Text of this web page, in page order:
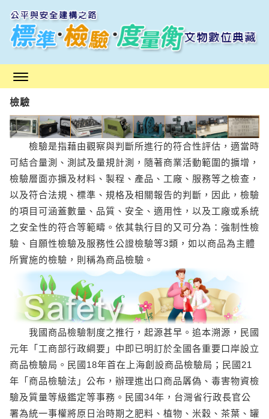
內
檢驗
檢驗是指藉由觀察與判斷所進行的符合性評估，適當時
可結合量測、測試及量規計測，隨著商業活動範圍的擴增，
檢驗層面亦擴及材料、製程、產品、工廠、服務等之檢查，
以及符合法規、標準、規格及相關報告的判斷，因此，檢驗
的項目可涵蓋數量、品質、安全、適用性，以及工廠或系統
之安全性的符合等範疇。依其執行目的又可分為：強制性檢
驗、自願性檢驗及服務性公證檢驗等3類，如以商品為主體
所實施的檢驗，則稱為商品檢驗。
我國商品檢驗制度之推行，起源甚早。追本溯源，民國
元年「工商部行政綱要」中即已明訂於全國各重要口岸設立
商品檢驗局。民國18年首在上海創設商品檢驗局；民國21
年「商品檢驗法」公布，辦理進出口商品羼偽、毒害物資檢
驗及質量等級鑑定等事務。民國34年，台灣省行政長官公
署為統一事權將原日治時期之肥料、植物、米穀、茶葉、罐